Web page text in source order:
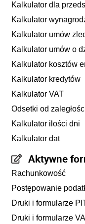
Kalkulator dla
Kalkulator
Kalkulator umów
Kalkulator umów o
Kalkulator kosztów
Kalkulator kredytów
Kalkulator VAT
Odsetki od
Kalkulator ilości dni
Kalkulator dat
Aktywne
Rachunkowość
Postępowanie
Druki i formularze
Druki i formularze